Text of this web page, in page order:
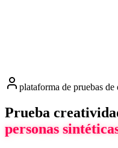
plataforma de pruebas
Prueba
personas